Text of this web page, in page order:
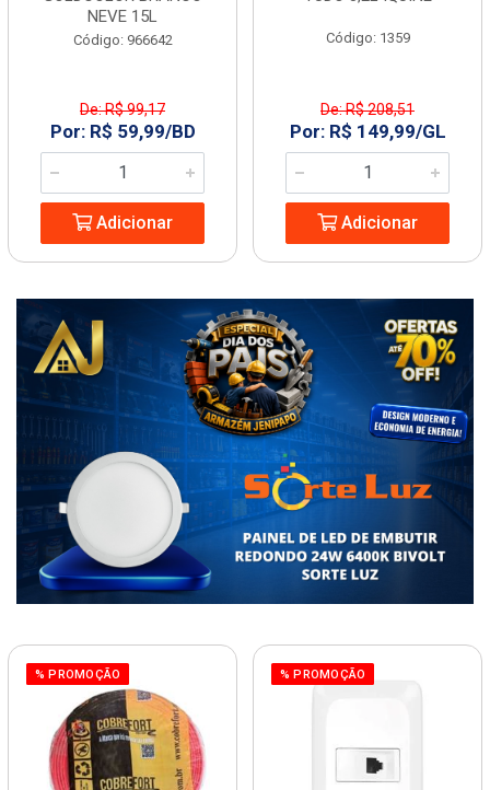
NEVE 15L
Código: 966642
De: R$ 99,17
Por: R$ 59,99/BD
Adicionar
Código: 1359
De: R$ 208,51
Por: R$ 149,99/GL
Adicionar
% PROMOÇÃO % PROMOÇÃO